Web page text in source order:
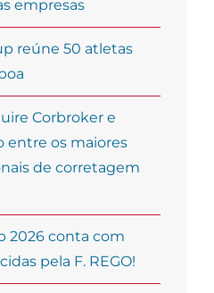
empresas
reúne 50 atletas
Corbroker e
entre os maiores
de corretagem
2026 conta com
pela F. REGO!